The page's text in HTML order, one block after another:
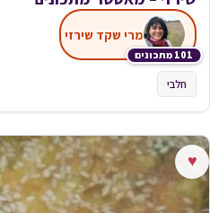
101 מתכונים
מרי שקד שירזי
חלבי
♥